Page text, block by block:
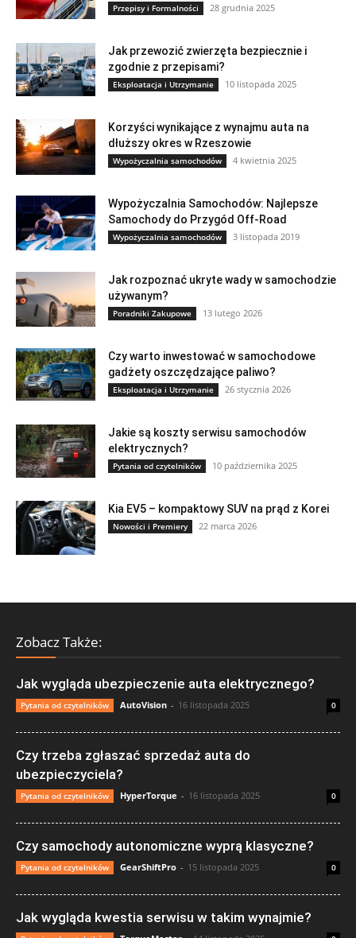
Przepisy i Formalności 28 grudnia 2025
Jak przewozić zwierzęta bezpiecznie i
zgodnie z przepisami?
Eksploatacja i Utrzymanie 10 listopada 2025
Korzyści wynikające z wynajmu auta na
dłuższy okres w Rzeszowie
Wypożyczalnia samochodów 4 kwietnia 2025
Wypożyczalnia Samochodów: Najlepsze
Samochody do Przygód Off-Road
Wypożyczalnia samochodów 3 listopada 2019
Jak rozpoznać ukryte wady w samochodzie
używanym?
Poradniki Zakupowe 13 lutego 2026
Czy warto inwestować w samochodowe
gadżety oszczędzające paliwo?
Eksploatacja i Utrzymanie 26 stycznia 2026
Jakie są koszty serwisu samochodów
elektrycznych?
Pytania od czytelników 10 października 2025
Kia EV5 – kompaktowy SUV na prąd z Korei
Nowości i Premiery 22 marca 2026
Zobacz Także:
Jak wygląda ubezpieczenie auta elektrycznego?
Pytania od czytelników AutoVision - 16 listopada 2025 0
Czy trzeba zgłaszać sprzedaż auta do
ubezpieczyciela?
Pytania od czytelników HyperTorque - 16 listopada 2025 0
Czy samochody autonomiczne wyprą klasyczne?
Pytania od czytelników GearShiftPro - 15 listopada 2025 0
Jak wygląda kwestia serwisu w takim wynajmie?